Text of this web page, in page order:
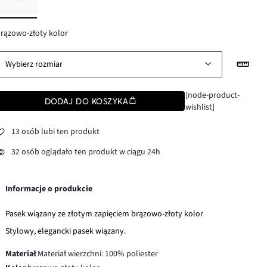
złoty kolor
Wybierz rozmiar
DODAJ DO KOSZYKA
[node-product-
wishlist]
13 osób lubi ten produkt
32 osób oglądało ten produkt w ciągu 24h
Informacje o produkcie
Pasek wiązany ze złotym zapięciem brązowo-złoty kolor
Stylowy, elegancki pasek wiązany.
MateriałMateriał wierzchni: 100% poliester